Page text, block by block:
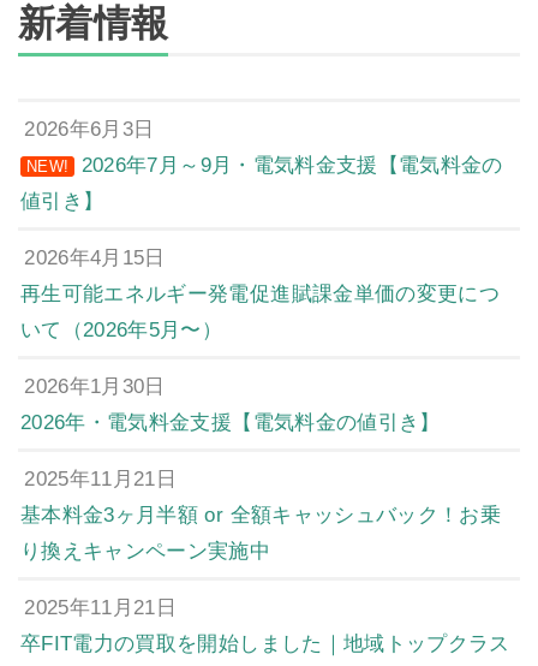
新着情報
2026年6月3日
NEW!
2026年7月～9月・電気料金支援【電気料金の
値引き】
2026年4月15日
再生可能エネルギー発電促進賦課金単価の変更につ
いて（2026年5月〜）
2026年1月30日
2026年・電気料金支援【電気料金の値引き】
2025年11月21日
基本料金3ヶ月半額 or 全額キャッシュバック！お乗
り換えキャンペーン実施中
2025年11月21日
卒FIT電力の買取を開始しました｜地域トップクラス